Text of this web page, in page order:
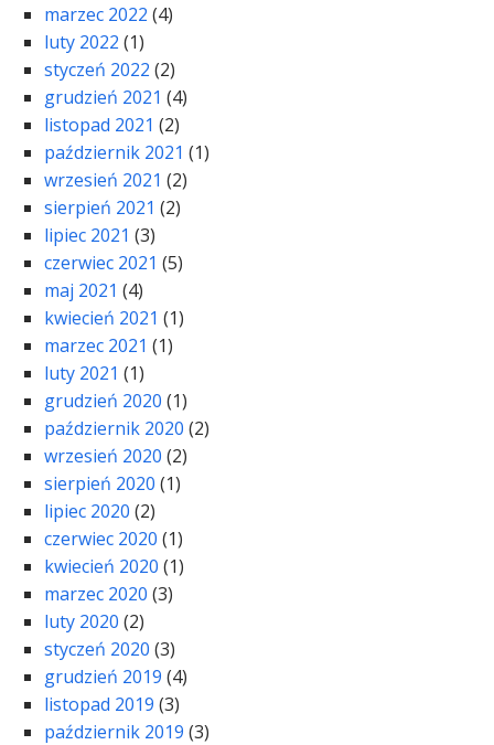
marzec 2022 (4)
luty 2022 (1)
styczeń 2022 (2)
grudzień 2021 (4)
listopad 2021 (2)
październik 2021 (1)
wrzesień 2021 (2)
sierpień 2021 (2)
lipiec 2021 (3)
czerwiec 2021 (5)
maj 2021 (4)
kwiecień 2021 (1)
marzec 2021 (1)
luty 2021 (1)
grudzień 2020 (1)
październik 2020 (2)
wrzesień 2020 (2)
sierpień 2020 (1)
lipiec 2020 (2)
czerwiec 2020 (1)
kwiecień 2020 (1)
marzec 2020 (3)
luty 2020 (2)
styczeń 2020 (3)
grudzień 2019 (4)
listopad 2019 (3)
październik 2019 (3)